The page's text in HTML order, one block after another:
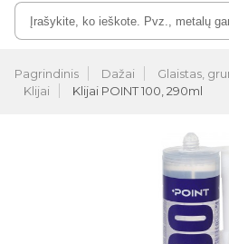
Pagrindinis Dažai
Glaistas,
Klijai
Klijai POINT 100, 290ml